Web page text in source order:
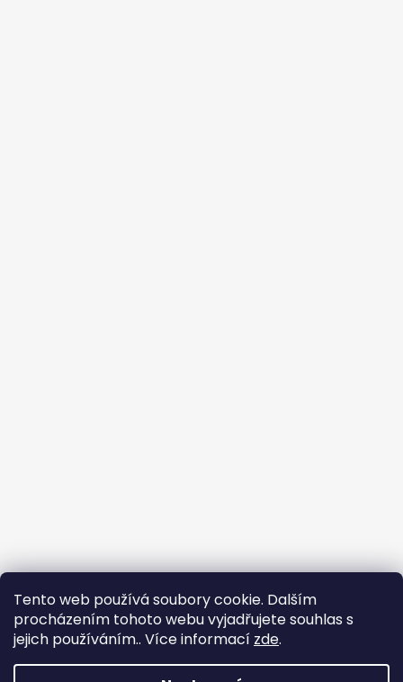
Tento web používá soubory cookie. Dalším
procházením tohoto webu vyjadřujete souhlas s
jejich používáním.. Více informací zde.
🐾